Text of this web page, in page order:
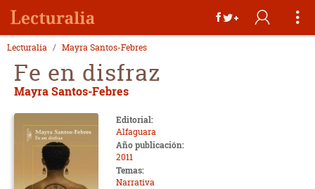
Lecturalia Mayra Santos-Febres
Fe en disfraz
Mayra Santos-Febres
Editorial:
Alfaguara
Año publicación:
2011
Temas:
Narrativa